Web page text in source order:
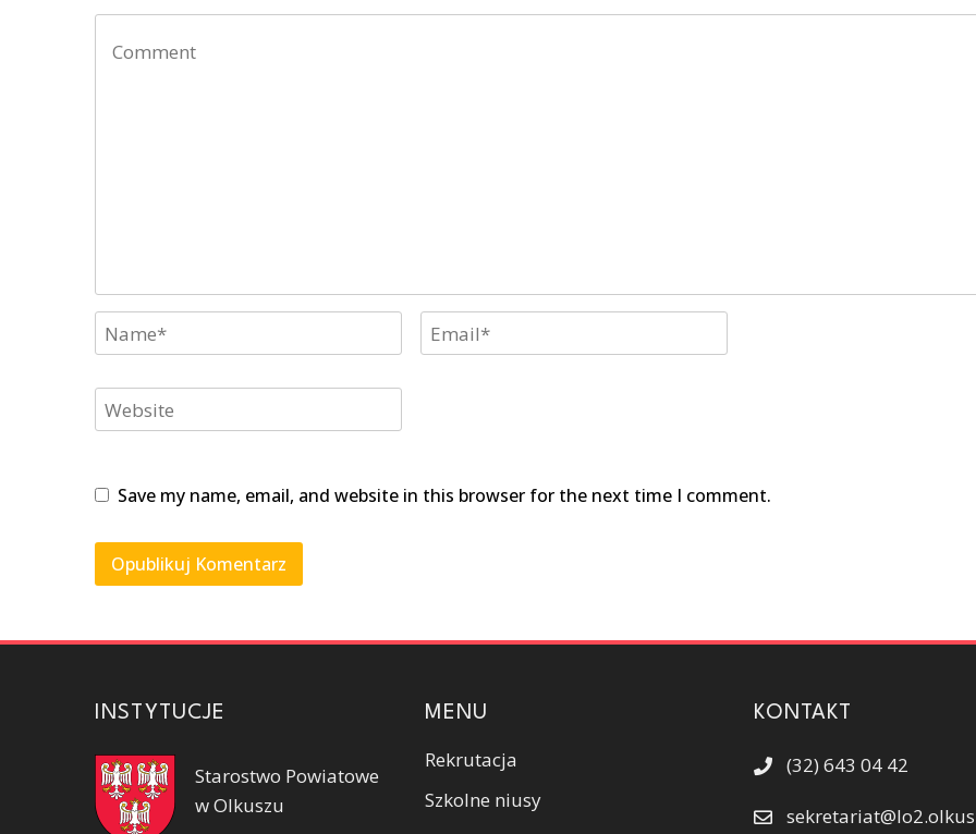
Name Email
Website
Save my name, email, and website in this browser for the next time I comment.
INSTYTUCJE
Starostwo Powiatowe
w Olkuszu
MENU
Rekrutacja
Szkolne niusy
KONTAKT
(32) 643 04 42